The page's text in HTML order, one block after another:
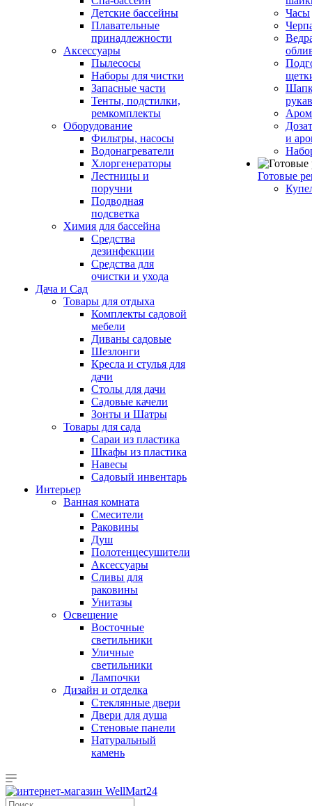
Детские бассейны
Плавательные
принадлежности
Аксессуары
Пылесосы
Наборы для чистки
Запасные части
Тенты, подстилки,
ремкомплекты
Оборудование
Фильтры, насосы
Водонагреватели
Хлоргенераторы
Лестницы и
поручни
Подводная
подсветка
Химия для бассейна
Средства
дезинфекции
Средства для
очистки и ухода
Дача и Сад
Товары для отдыха
Комплекты садовой
мебели
Диваны садовые
Шезлонги
Кресла и стулья для
дачи
Столы для дачи
Садовые качели
Зонты и Шатры
Товары для сада
Сараи из пластика
Шкафы из пластика
Навесы
Садовый инвентарь
Интерьер
Ванная комната
Смесители
Раковины
Душ
Полотенцесушители
Аксессуары
Сливы для
раковины
Унитазы
Освещение
Восточные
светильники
Уличные
светильники
Лампочки
Дизайн и отделка
Стеклянные двери
Двери для душа
Стеновые панели
Натуральный
камень
Часы
и
Готовые